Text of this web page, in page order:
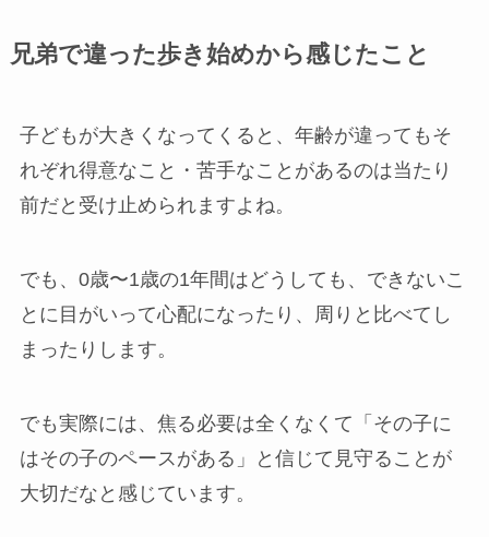
兄弟で違った歩き始めから感じたこと
子どもが大きくなってくると、年齢が違ってもそ
れぞれ得意なこと・苦手なことがあるのは当たり
前だと受け止められますよね。
でも、0歳〜1歳の1年間はどうしても、できないこ
とに目がいって心配になったり、周りと比べてし
まったりします。
でも実際には、焦る必要は全くなくて「その子に
はその子のペースがある」と信じて見守ることが
大切だなと感じています。